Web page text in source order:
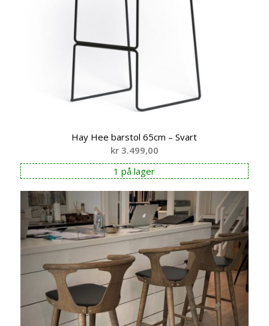
Hay Hee barstol 65cm – Svart
kr3.499,00
1 på lager